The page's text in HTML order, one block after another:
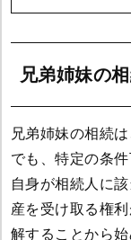
兄弟姉妹の
兄弟姉妹の相続
でも、特定の条
自身が相続人に
産を受け取る権
解することから